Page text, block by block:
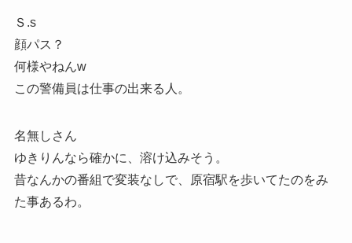
Ｓ.s
顔パス？
何様やねんw
この警備員は仕事の出来る人。
名無しさん
ゆきりんなら確かに、溶け込みそう。
昔なんかの番組で変装なしで、原宿駅を歩いてたのをみ
た事あるわ。